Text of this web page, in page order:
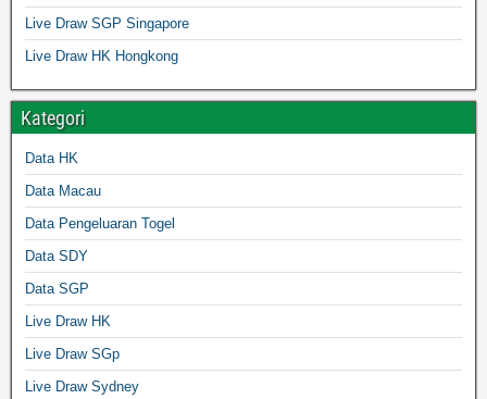
Live Draw SGP Singapore
Live Draw HK Hongkong
Kategori
Data HK
Data Macau
Data Pengeluaran Togel
Data SDY
Data SGP
Live Draw HK
Live Draw SGp
Live Draw Sydney